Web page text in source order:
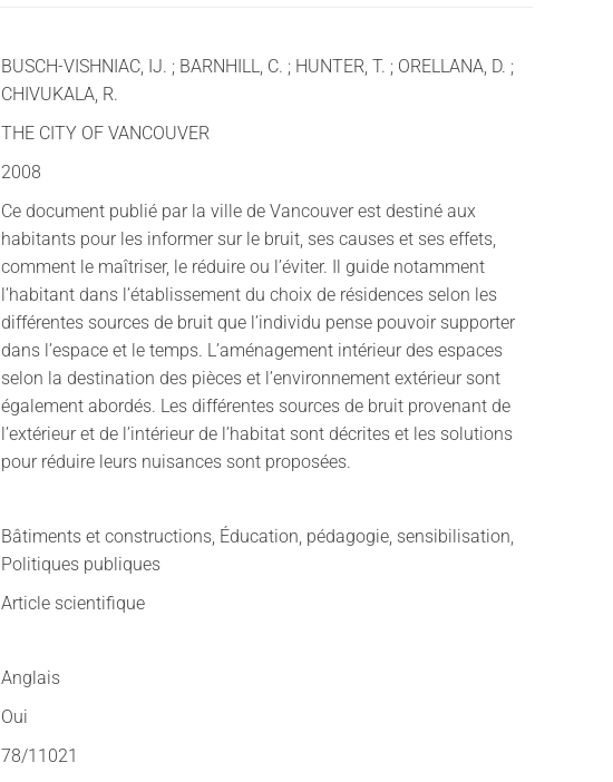
BUSCH-VISHNIAC, IJ. ; BARNHILL, C. ; HUNTER, T. ; ORELLANA, D. ;
CHIVUKALA, R.
THE CITY OF VANCOUVER
2008
Ce document publié par la ville de Vancouver est destiné aux
habitants pour les informer sur le bruit, ses causes et ses effets,
comment le maîtriser, le réduire ou l’éviter. Il guide notamment
l’habitant dans l’établissement du choix de résidences selon les
différentes sources de bruit que l’individu pense pouvoir supporter
dans l’espace et le temps. L’aménagement intérieur des espaces
selon la destination des pièces et l’environnement extérieur sont
également abordés. Les différentes sources de bruit provenant de
l’extérieur et de l’intérieur de l’habitat sont décrites et les solutions
pour réduire leurs nuisances sont proposées.
Bâtiments et constructions, Éducation, pédagogie, sensibilisation,
Politiques publiques
Article scientifique
Anglais
Oui
78/11021